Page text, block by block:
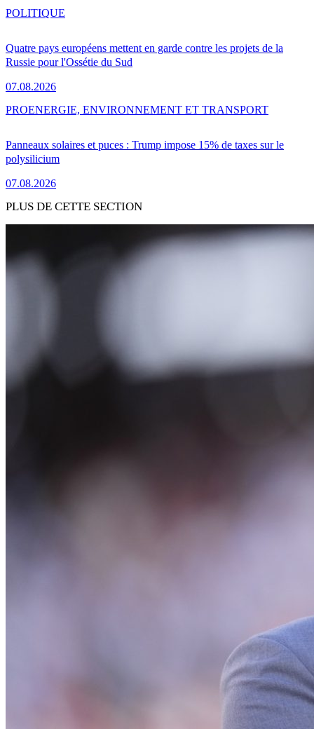
Quatre pays européens mettent en garde contre les projets de la
Russie pour l'Ossétie du Sud
07.08.2026
POLITIQUE
Panneaux solaires et puces : Trump impose 15% de taxes sur le
polysilicium
07.08.2026
PROENERGIE, ENVIRONNEMENT ET TRANSPORT
PLUS DE CETTE SECTION